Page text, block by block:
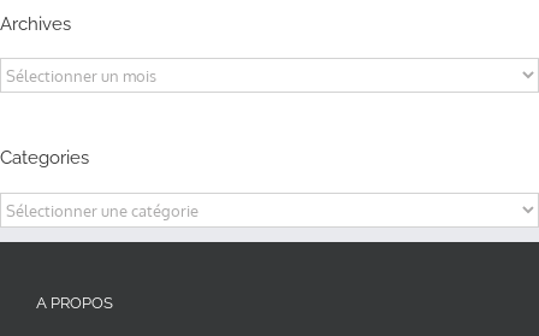
Archives
Archives
Categories
Categories
A PROPOS